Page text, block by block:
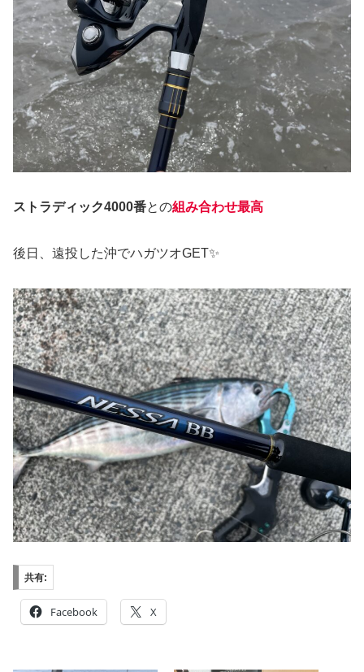
ストラディック4000番との組み合わせ最高
後日、遠投した沖でハガツオGET✨
共有:
Facebook X